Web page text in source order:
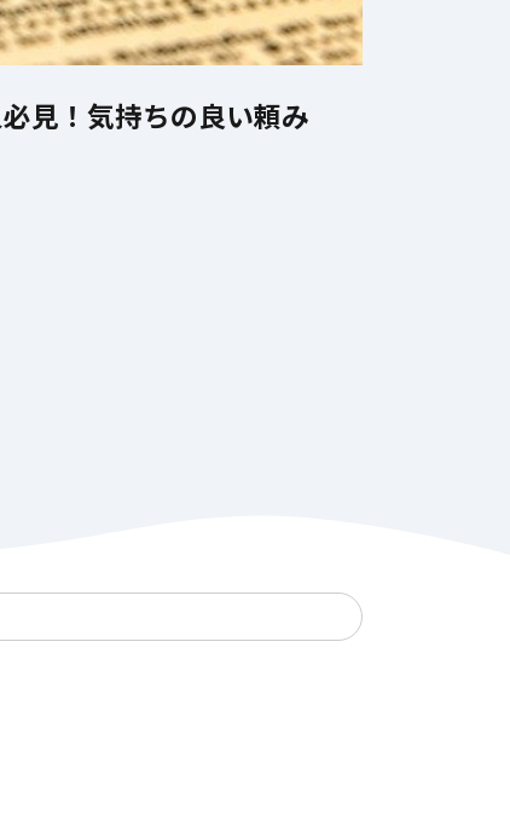
大切
生
休
の原因と下げ方を徹
底解説！これだけ見
見！気持ちの良い頼み